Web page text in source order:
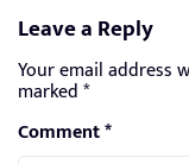
Leave a Reply
Your email address
marked*
Comment*